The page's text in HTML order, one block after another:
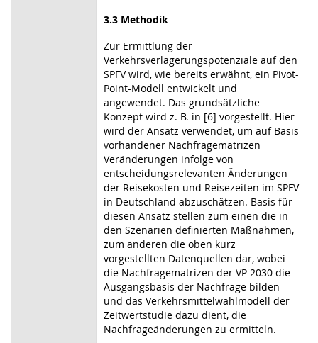
3.3 Methodik
Zur Ermittlung der
Verkehrsverlagerungspotenziale auf den
SPFV wird, wie bereits erwähnt, ein Pivot-
Point-Modell entwickelt und
angewendet. Das grundsätzliche
Konzept wird z. B. in [6] vorgestellt. Hier
wird der Ansatz verwendet, um auf Basis
vorhandener Nachfragematrizen
Veränderungen infolge von
entscheidungsrelevanten Änderungen
der Reisekosten und Reisezeiten im SPFV
in Deutschland abzuschätzen. Basis für
diesen Ansatz stellen zum einen die in
den Szenarien definierten Maßnahmen,
zum anderen die oben kurz
vorgestellten Datenquellen dar, wobei
die Nachfragematrizen der VP 2030 die
Ausgangsbasis der Nachfrage bilden
und das Verkehrsmittelwahlmodell der
Zeitwertstudie dazu dient, die
Nachfrageänderungen zu ermitteln.